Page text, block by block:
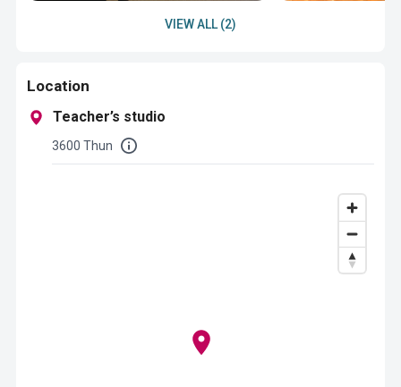
VIEW ALL (2)
Location
Teacher’s studio
3600 Thun